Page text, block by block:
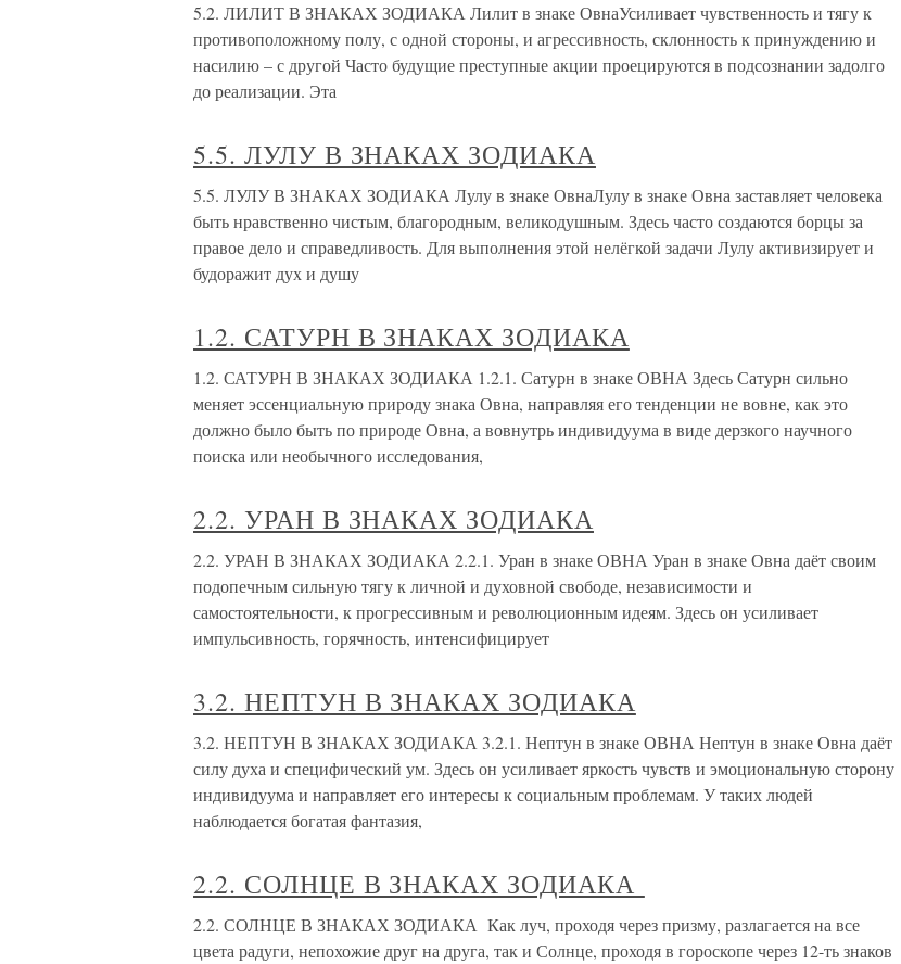
5.2. ЛИЛИТ В ЗНАКАХ ЗОДИАКА Лилит в знаке ОвнаУсиливает чувственность и тягу к
противоположному полу, с одной стороны, и агрессивность, склонность к принуждению и
насилию – с другой Часто будущие преступные акции проецируются в подсознании задолго
до реализации. Эта
5.5. ЛУЛУ В ЗНАКАХ ЗОДИАКА
5.5. ЛУЛУ В ЗНАКАХ ЗОДИАКА Лулу в знаке ОвнаЛулу в знаке Овна заставляет человека
быть нравственно чистым, благородным, великодушным. Здесь часто создаются борцы за
правое дело и справедливость. Для выполнения этой нелёгкой задачи Лулу активизирует и
будоражит дух и душу
1.2. САТУРН В ЗНАКАХ ЗОДИАКА
1.2. САТУРН В ЗНАКАХ ЗОДИАКА 1.2.1. Сатурн в знаке ОВНА Здесь Сатурн сильно
меняет эссенциальную природу знака Овна, направляя его тенденции не вовне, как это
должно было быть по природе Овна, а вовнутрь индивидуума в виде дерзкого научного
поиска или необычного исследования,
2.2. УРАН В ЗНАКАХ ЗОДИАКА
2.2. УРАН В ЗНАКАХ ЗОДИАКА 2.2.1. Уран в знаке ОВНА Уран в знаке Овна даёт своим
подопечным сильную тягу к личной и духовной свободе, независимости и
самостоятельности, к прогрессивным и революционным идеям. Здесь он усиливает
импульсивность, горячность, интенсифицирует
3.2. НЕПТУН В ЗНАКАХ ЗОДИАКА
3.2. НЕПТУН В ЗНАКАХ ЗОДИАКА 3.2.1. Нептун в знаке ОВНА Нептун в знаке Овна даёт
силу духа и специфический ум. Здесь он усиливает яркость чувств и эмоциональную сторону
индивидуума и направляет его интересы к социальным проблемам. У таких людей
наблюдается богатая фантазия,
2.2. СОЛНЦЕ В ЗНАКАХ ЗОДИАКА
2.2. СОЛНЦЕ В ЗНАКАХ ЗОДИАКА Как луч, проходя через призму, разлагается на все
цвета радуги, непохожие друг на друга, так и Солнце, проходя в гороскопе через 12-ть знаков